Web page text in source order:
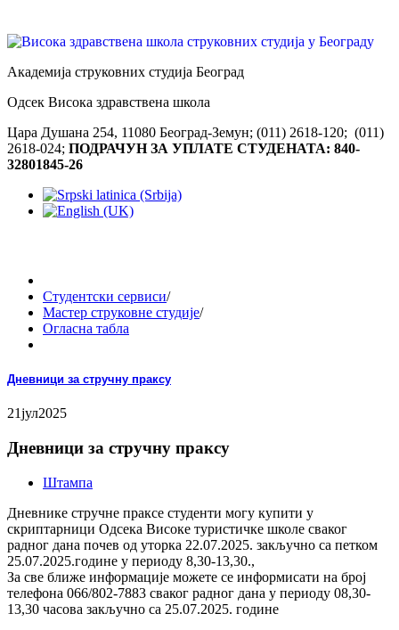
Академија струковних студија Београд
Одсек Висока здравствена школа
Цара Душана 254, 11080 Београд-Земун; (011) 2618-120; (011)
2618-024; ПОДРАЧУН ЗА УПЛАТЕ СТУДЕНАТА: 840-
32801845-26
Студентски сервиси/
Мастер струковне студије/
Огласна табла
Дневници за стручну праксу
21јул2025
Дневници за стручну праксу
Штампа
Дневнике стручне праксе студенти могу купити у
скриптарници Одсека Високе туристичке школе сваког
радног дана почев од уторка 22.07.2025. закључно са петком
25.07.2025.године у периоду 8,30-13,30.,
За све ближе информације можете се информисати на број
телефона 066/802-7883 сваког радног дана у периоду 08,30-
13,30 часова закључно са 25.07.2025. године